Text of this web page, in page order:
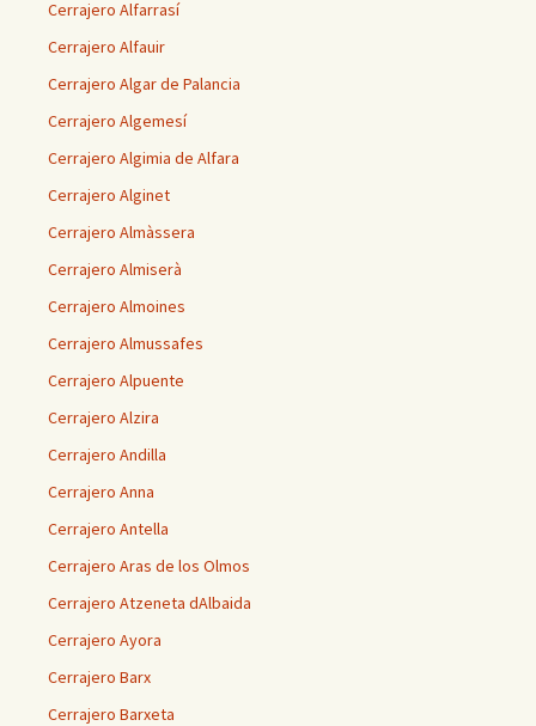
Cerrajero Alfarrasí
Cerrajero Alfauir
Cerrajero Algar de Palancia
Cerrajero Algemesí
Cerrajero Algimia de Alfara
Cerrajero Alginet
Cerrajero Almàssera
Cerrajero Almiserà
Cerrajero Almoines
Cerrajero Almussafes
Cerrajero Alpuente
Cerrajero Alzira
Cerrajero Andilla
Cerrajero Anna
Cerrajero Antella
Cerrajero Aras de los Olmos
Cerrajero Atzeneta dAlbaida
Cerrajero Ayora
Cerrajero Barx
Cerrajero Barxeta